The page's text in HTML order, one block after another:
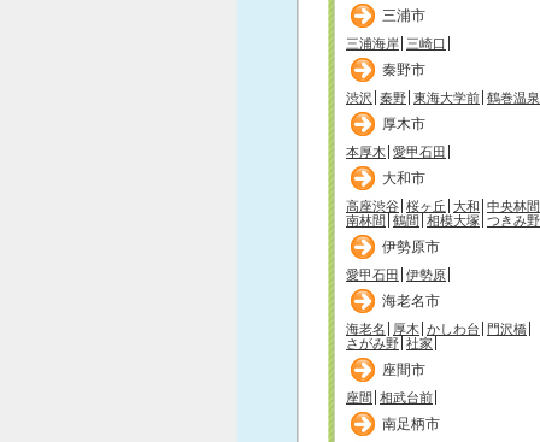
三浦市
三浦海岸 三崎口
秦野市
渋沢 秦野 東海大学前 鶴巻温泉
厚木市
本厚木 愛甲石田
大和市
高座渋谷 桜ヶ丘 大和 中央林間
南林間 鶴間 相模大塚 つきみ野
伊勢原市
愛甲石田 伊勢原
海老名市
海老名 厚木 かしわ台
門沢橋
さがみ野 社家
座間市
座間 相武台前
南足柄市